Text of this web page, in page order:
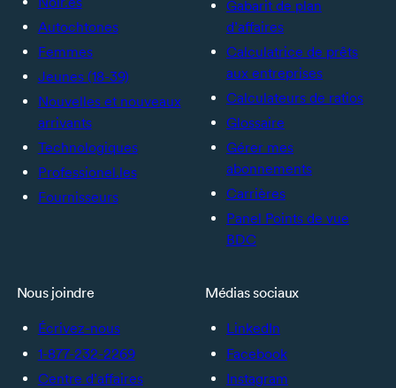
Autochtones
Femmes
Jeunes (18-39)
Nouvelles et nouveaux
arrivants
Technologiques
Professionel.les
Fournisseurs
Gabarit de plan
d’affaires
Calculatrice de prêts
aux entreprises
Calculateurs de ratios
Glossaire
Gérer mes
abonnements
Carrières
Panel Points de vue
BDC
Nous joindre
Écrivez-nous
1-877-232-2269
Centre d’affaires
Médias sociaux
LinkedIn
Facebook
Instagram